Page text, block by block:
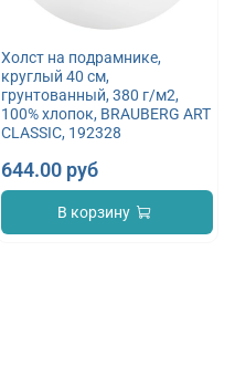
Холст на подрамнике,
круглый 40 см,
грунтованный, 380 г/м2,
100% хлопок, BRAUBERG ART
CLASSIC, 192328
644.00 руб
В корзину